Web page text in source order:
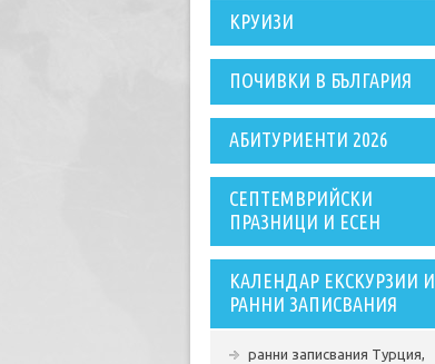
КРУИЗИ
ПОЧИВКИ В БЪЛГАРИЯ
АБИТУРИЕНТИ 2026
СЕПТЕМВРИЙСКИ
ПРАЗНИЦИ И ЕСЕН
КАЛЕНДАР ЕКСКУРЗИИ И
РАННИ ЗАПИСВАНИЯ
ранни записвания Турция,